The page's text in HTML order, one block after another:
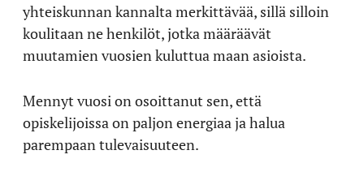
yhteiskunnan kannalta merkittävää, sillä silloin
koulitaan ne henkilöt, jotka määräävät
muutamien vuosien kuluttua maan asioista.
Mennyt vuosi on osoittanut sen, että
opiskelijoissa on paljon energiaa ja halua
parempaan tulevaisuuteen.